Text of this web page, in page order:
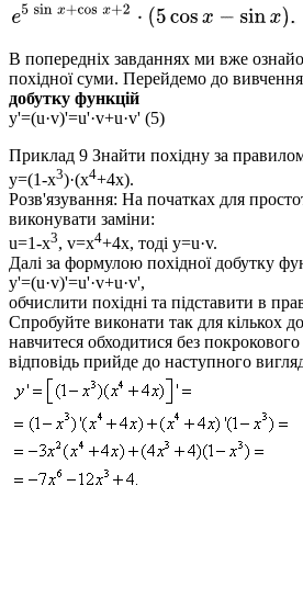
В попередніх завданнях ми вже
похідної суми. Перейдемо до вивчення
добутку функцій
y'=(u·v)'=u'·v+u·v' (5)
Приклад 9 Знайти похідну за
y=(1-x3)·(x4+4x).
Розв'язування: На початках для
виконувати заміни:
u=1-x3, v=x4+4x, тоді y=u·v.
Далі за формулою похідної добутку
y'=(u·v)'=u'·v+u·v',
обчислити похідні та підставити в
Спробуйте виконати так для кількох
навчитеся обходитися без
відповідь прийде до наступного